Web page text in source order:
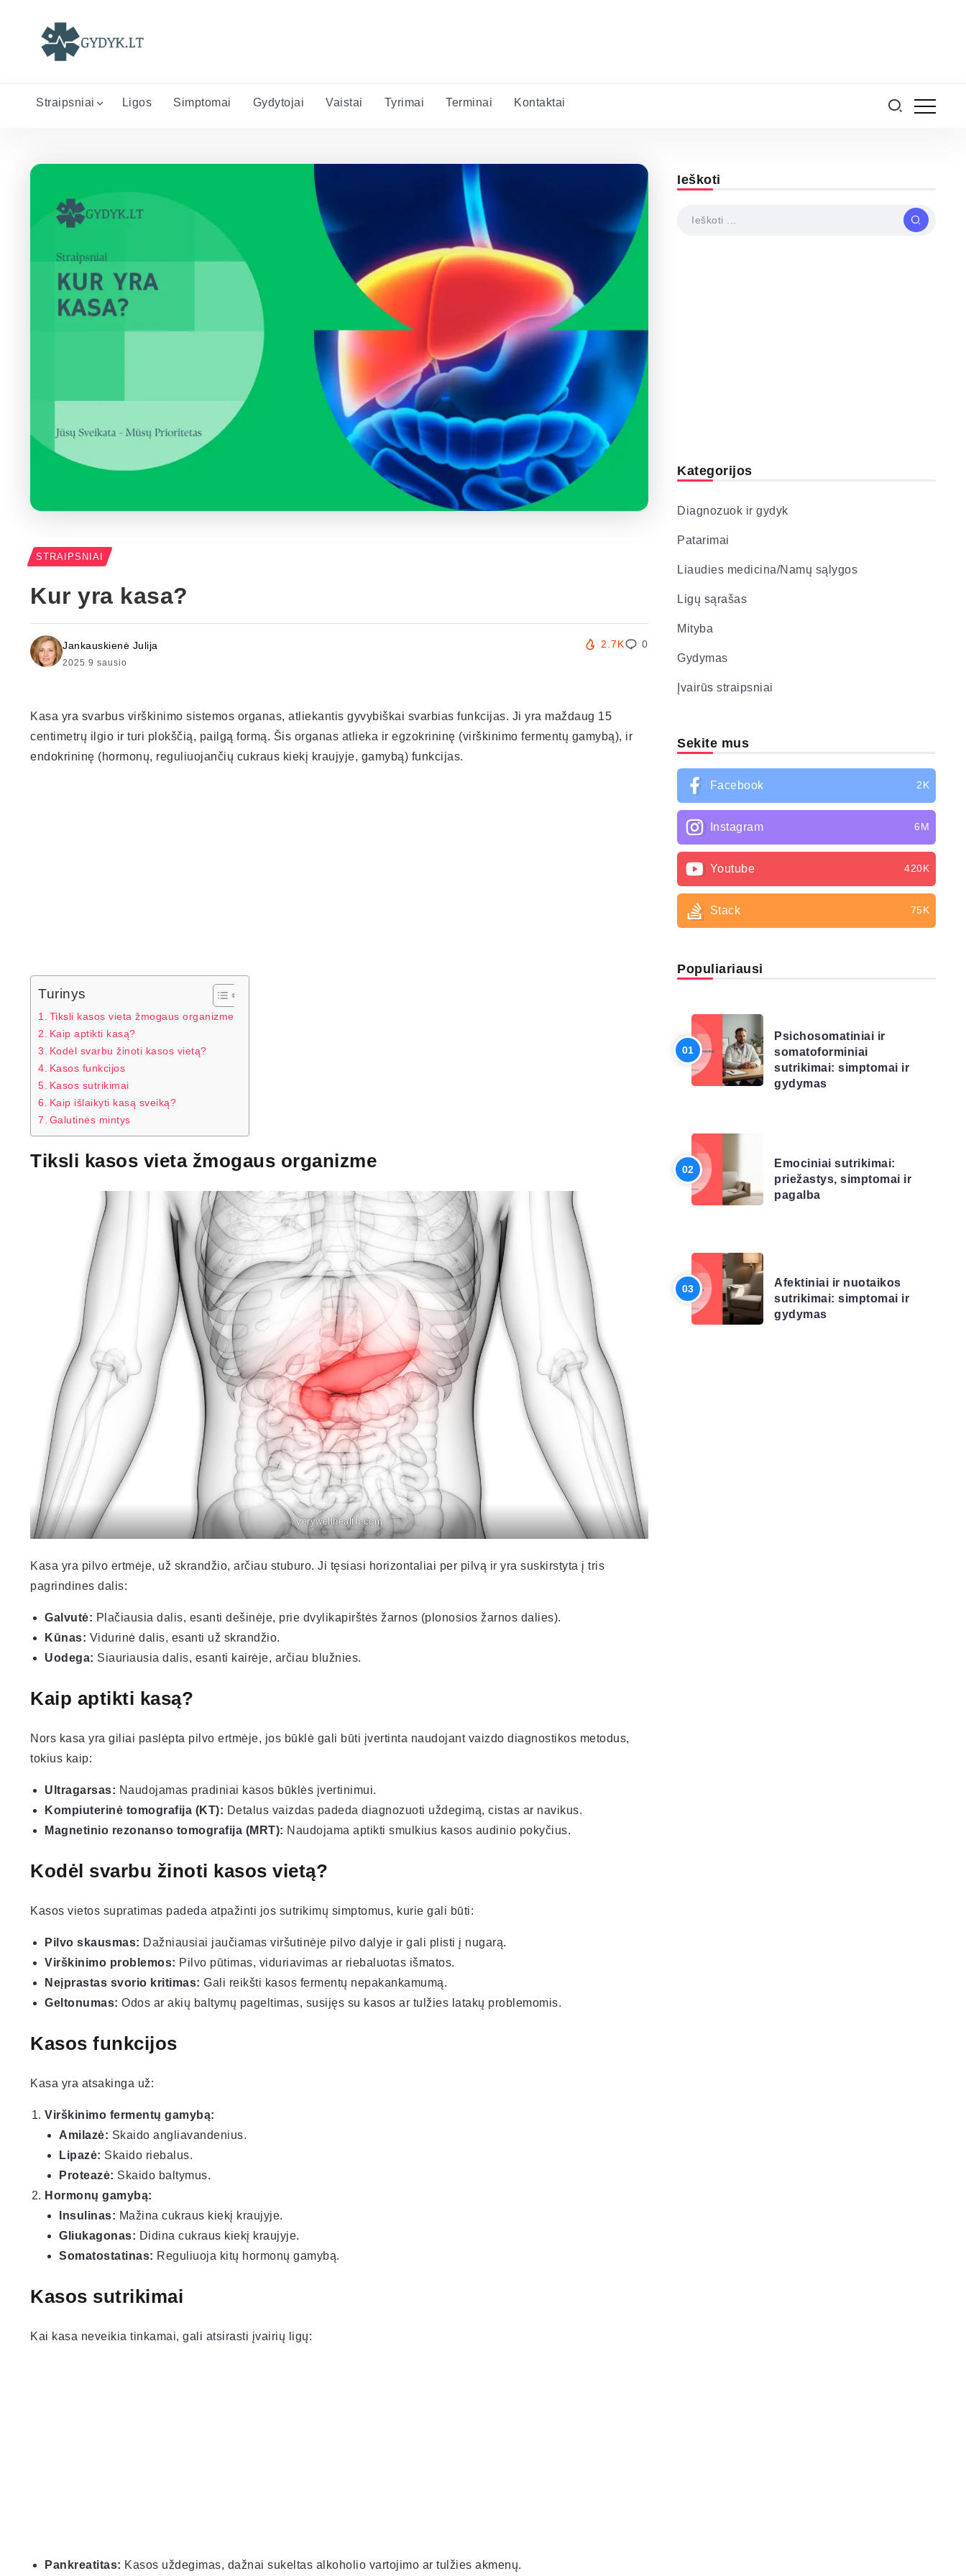
Straipsniai Ligos Simptomai Gydytojai Vaistai Tyrimai Terminai Kontaktai
STRAIPSNIAI
Kur yra kasa?
Jankauskienė Julija
2025 9 sausio
2.7K 0
Kasa yra svarbus virškinimo sistemos organas, atliekantis gyvybiškai svarbias funkcijas. Ji yra maždaug 15
centimetrų ilgio ir turi plokščią, pailgą formą. Šis organas atlieka ir egzokrininę (virškinimo fermentų gamybą), ir
endokrininę (hormonų, reguliuojančių cukraus kiekį kraujyje, gamybą) funkcijas.
Turinys
Tiksli kasos vieta žmogaus organizme
Kaip aptikti kasą?
Kodėl svarbu žinoti kasos vietą?
Kasos funkcijos
Kasos sutrikimai
Kaip išlaikyti kasą sveiką?
Galutinės mintys
Tiksli kasos vieta žmogaus organizme
verywellhealth.com
Kasa yra pilvo ertmėje, už skrandžio, arčiau stuburo. Ji tęsiasi horizontaliai per pilvą ir yra suskirstyta į tris
pagrindines dalis:
Galvutė: Plačiausia dalis, esanti dešinėje, prie dvylikapirštės žarnos (plonosios žarnos dalies).
Kūnas: Vidurinė dalis, esanti už skrandžio.
Uodega: Siauriausia dalis, esanti kairėje, arčiau blužnies.
Kaip aptikti kasą?
Nors kasa yra giliai paslėpta pilvo ertmėje, jos būklė gali būti įvertinta naudojant vaizdo diagnostikos metodus,
tokius kaip:
Ultragarsas: Naudojamas pradiniai kasos būklės įvertinimui.
Kompiuterinė tomografija (KT): Detalus vaizdas padeda diagnozuoti uždegimą, cistas ar navikus.
Magnetinio rezonanso tomografija (MRT): Naudojama aptikti smulkius kasos audinio pokyčius.
Kodėl svarbu žinoti kasos vietą?
Kasos vietos supratimas padeda atpažinti jos sutrikimų simptomus, kurie gali būti:
Pilvo skausmas: Dažniausiai jaučiamas viršutinėje pilvo dalyje ir gali plisti į nugarą.
Virškinimo problemos: Pilvo pūtimas, viduriavimas ar riebaluotas išmatos.
Neįprastas svorio kritimas: Gali reikšti kasos fermentų nepakankamumą.
Geltonumas: Odos ar akių baltymų pageltimas, susijęs su kasos ar tulžies latakų problemomis.
Kasos funkcijos
Kasa yra atsakinga už:
Virškinimo fermentų gamybą:
Amilazė: Skaido angliavandenius.
Lipazė: Skaido riebalus.
Proteazė: Skaido baltymus.
Hormonų gamybą:
Insulinas: Mažina cukraus kiekį kraujyje.
Gliukagonas: Didina cukraus kiekį kraujyje.
Somatostatinas: Reguliuoja kitų hormonų gamybą.
Kasos sutrikimai
Kai kasa neveikia tinkamai, gali atsirasti įvairių ligų:
Pankreatitas: Kasos uždegimas, dažnai sukeltas alkoholio vartojimo ar tulžies akmenų.
Ieškoti
Kategorijos
Diagnozuok ir gydyk
Patarimai
Liaudies medicina/Namų sąlygos
Ligų sąrašas
Mityba
Gydymas
Įvairūs straipsniai
Sekite mus
Facebook 2K
Instagram 6M
Youtube 420K
Stack 75K
Populiariausi
Psichosomatiniai ir
somatoforminiai
sutrikimai: simptomai ir
gydymas
Emociniai sutrikimai:
priežastys, simptomai ir
pagalba
Afektiniai ir nuotaikos
sutrikimai: simptomai ir
gydymas